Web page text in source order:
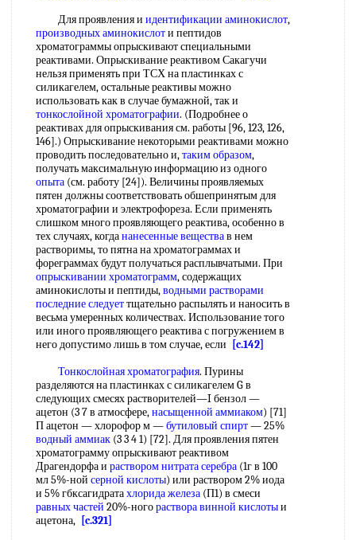
Для проявления и идентификации аминокислот,
производных аминокислоти пептидов
хроматограммы опрыскивают специальными
реактивами. Опрыскивание реактивом Сакагучи
нельзя применять при ТСХ на пластинках с
силикагелем, остальные реактивы можно
использовать как в случае бумажной, так и
тонкослойной хроматографии. (Подробнее о
реактивах для опрыскивания см. работы [96, 123, 126,
146].) Опрыскивание некоторыми реактивами можно
проводить последовательно и,таким образом,
получать максимальную информацию из одного
опыта (см. работу [24]). Величины проявляемых
пятен должны соответствовать обшепринятым для
хроматографии и электрофореза. Если применять
слишком много проявляющего реактива, особенно в
тех случаях, когдананесенные веществав нем
растворимы, то пятна на хроматограммах и
фореграммах будут получаться расплывчатыми. При
опрыскивании хроматограмм, содержащих
аминокислоты и пептиды,водными растворами
последние следуеттщательно распылять и наносить в
весьма умеренных количествах. Использование того
или иного проявляющего реактива с погружением в
него допустимо лишь в том случае, если
[c.142]
Тонкослойная хроматография. Пурины
разделяются на пластинках с силикагелем G в
следующих смесях растворителей—I бензол —
ацетон (3 7 в атмосфере,насыщенной аммиаком) [71]
П ацетон — хлорофор м —бутиловый спирт— 25%
водный аммиак (3 3 4 1) [72]. Для проявления пятен
хроматограмму опрыскивают реактивом
Драгендорфа и раствором нитрата серебра (1г в 100
мл 5%-ной серной кислоты) или раствором 2% иода
и 5% гбксагидратахлорида железа (П1) в смеси
равных частей 20%-ногораствора винной кислотыи
ацетона, [c.321]